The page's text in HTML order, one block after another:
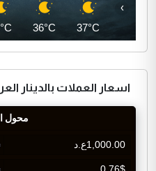
37°C
36°C
›
اسعار العملات بالدينار